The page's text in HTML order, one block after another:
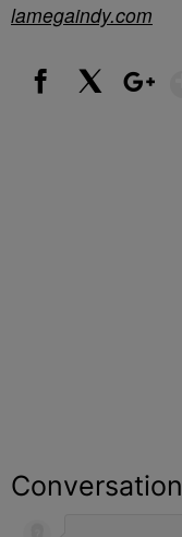
lamegaindy.com
Conversation